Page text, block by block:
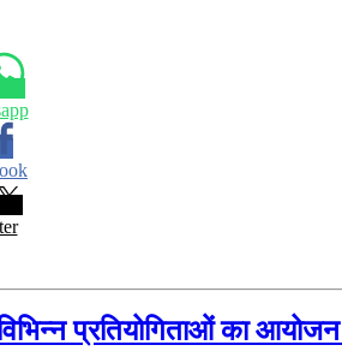
प्रतियोगिताओं का आयोजन